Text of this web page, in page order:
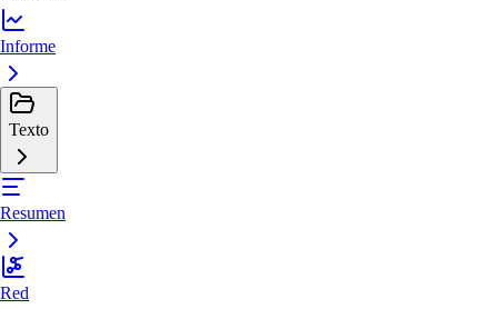
Informe
Texto
Resumen
Red